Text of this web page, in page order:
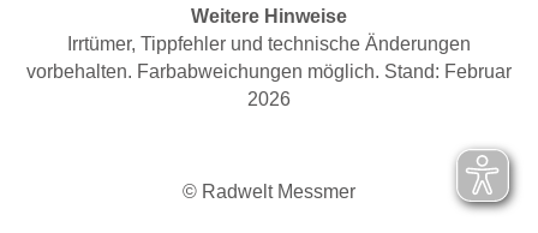
Weitere Hinweise
Irrtümer, Tippfehler und technische Änderungen
vorbehalten. Farbabweichungen möglich. Stand: Februar
2026
© Radwelt Messmer